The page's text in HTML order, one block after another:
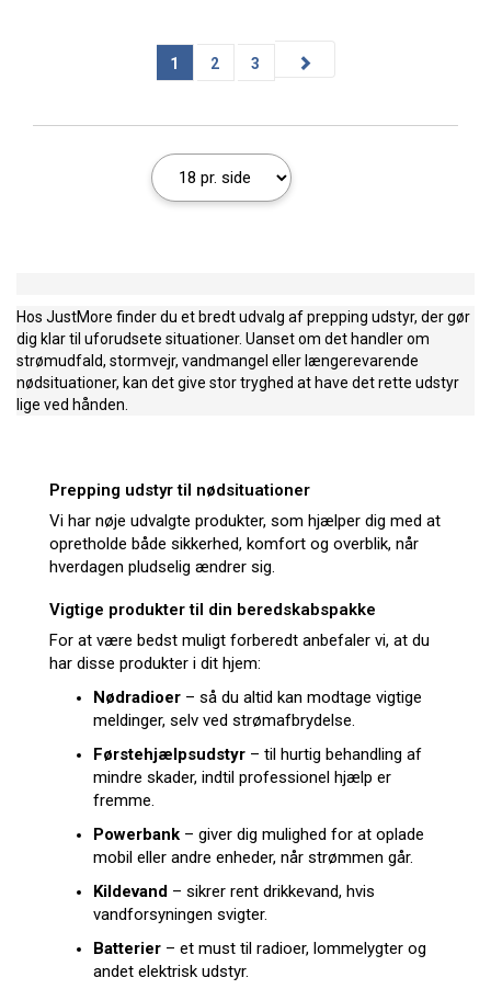
1 2 3
Hos JustMore finder du et bredt udvalg af prepping udstyr, der gør
dig klar til uforudsete situationer. Uanset om det handler om
strømudfald, stormvejr, vandmangel eller længerevarende
nødsituationer, kan det give stor tryghed at have det rette udstyr
lige ved hånden.
Prepping udstyr til nødsituationer
Vi har nøje udvalgte produkter, som hjælper dig med at
opretholde både sikkerhed, komfort og overblik, når
hverdagen pludselig ændrer sig.
Vigtige produkter til din beredskabspakke
For at være bedst muligt forberedt anbefaler vi, at du
har disse produkter i dit hjem:
Nødradioer – så du altid kan modtage vigtige
meldinger, selv ved strømafbrydelse.
Førstehjælpsudstyr – til hurtig behandling af
mindre skader, indtil professionel hjælp er
fremme.
Powerbank – giver dig mulighed for at oplade
mobil eller andre enheder, når strømmen går.
Kildevand – sikrer rent drikkevand, hvis
vandforsyningen svigter.
Batterier – et must til radioer, lommelygter og
andet elektrisk udstyr.